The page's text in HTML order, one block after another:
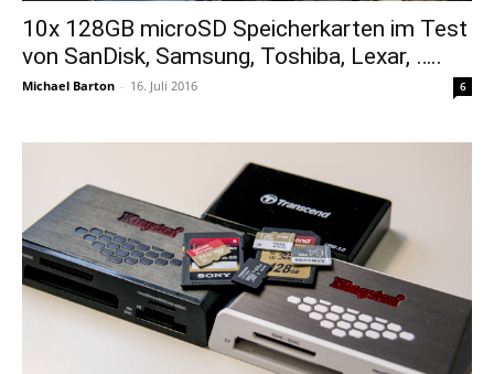
10x 128GB microSD Speicherkarten im Test
von SanDisk, Samsung, Toshiba, Lexar, …..
Michael Barton - 16. Juli 2016 6